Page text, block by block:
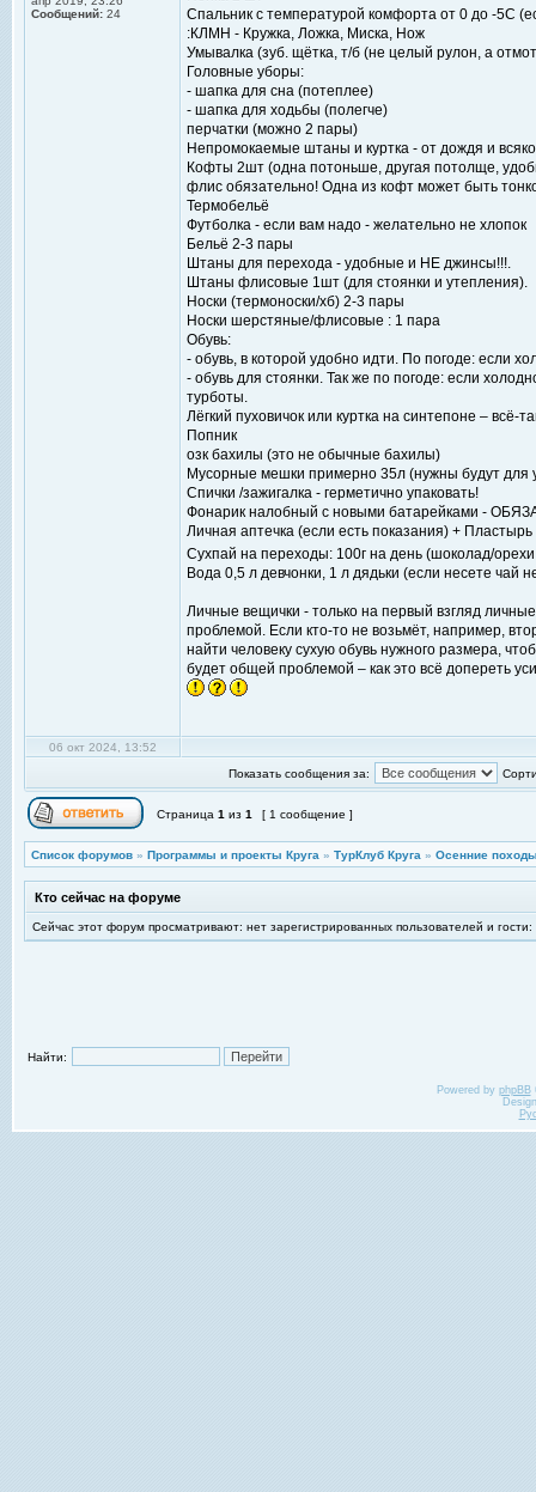
Сообщений: 24
Спальник с температурой комфорта от 0 до -5С
:КЛМН - Кружка, Ложка, Миска, Нож
Умывалка (зуб. щётка, т/б (не целый рулон, а
Головные уборы:
- шапка для сна (потеплее)
- шапка для ходьбы (полегче)
перчатки (можно 2 пары)
Непромокаемые штаны и куртка - от дождя и
Кофты 2шт (одна потоньше, другая потолще,
флис обязательно! Одна из кофт может быть
Термобельё
Футболка - если вам надо - желательно не хлопок
Бельё 2-3 пары
Штаны для перехода - удобные и НЕ джинсы!!!.
Штаны флисовые 1шт (для стоянки и утепления).
Носки (термоноски/хб) 2-3 пары
Носки шерстяные/флисовые : 1 пара
Обувь:
- обувь, в которой удобно идти. По погоде: если
- обувь для стоянки. Так же по погоде: если
турботы.
Лёгкий пуховичок или куртка на синтепоне – всё-
Попник
озк бахилы (это не обычные бахилы)
Мусорные мешки примерно 35л (нужны будут для
Спички /зажигалка - герметично упаковать!
Фонарик налобный с новыми батарейками -
Личная аптечка (если есть показания) +
Сухпай на переходы: 100г на день (шоколад/
Вода 0,5 л девчонки, 1 л дядьки (если несете чай
Личные вещички - только на первый взгляд
проблемой. Если кто-то не возьмёт, например,
найти человеку сухую обувь нужного размера,
будет общей проблемой – как это всё допереть
06 окт 2024, 13:52
Показать сообщения за:
Страница 1 из 1 [ 1 сообщение ]
Список форумов » Программы и проекты Круга » ТурКлуб Круга » Осенние
Кто сейчас на форуме
Сейчас этот форум просматривают: нет зарегистрированных пользователей и гости:
Найти:
Powered by phpBB